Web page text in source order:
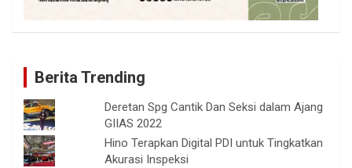
Berita Trending
Deretan Spg Cantik Dan Seksi dalam Ajang
GIIAS 2022
Hino Terapkan Digital PDI untuk Tingkatkan
Akurasi Inspeksi